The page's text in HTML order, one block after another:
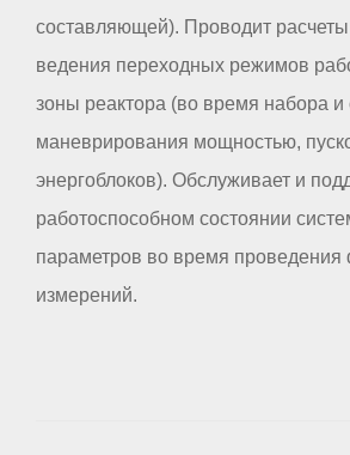
составляющей). Проводит
ведения переходных режимов
зоны реактора (во время набора и
маневрирования мощностью,
энергоблоков). Обслуживает и
работоспособном состоянии
параметров во время проведения
измерений.